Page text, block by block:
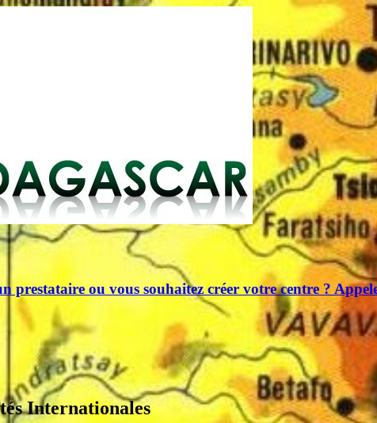
ou vous souhaitez créer votre centre ?
Internationales